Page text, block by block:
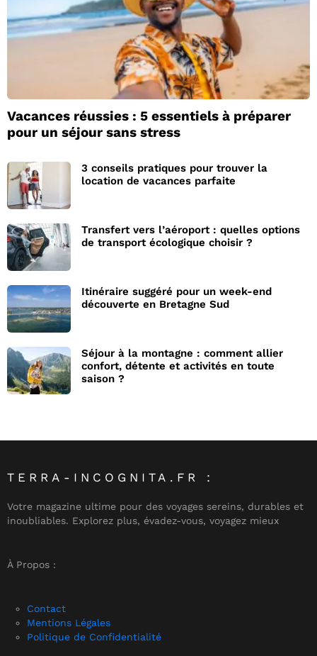
Vacances réussies : 5 essentiels à préparer
pour un séjour sans stress
3 conseils pratiques pour trouver la
location de vacances parfaite
Transfert vers l’aéroport : quelles options
de transport écologique choisir ?
Itinéraire suggéré pour un week-end
découverte en Bretagne Sud
Séjour à la montagne : comment allier
confort, détente et activités en toute
saison ?
TERRA-INCOGNITA.FR :
Votre magazine ultime pour des voyages sereins, durables et
inoubliables. Explorez plus, évadez-vous, voyagez mieux
À Propos :
Contact
Mentions Légales
Politique de Confidentialité